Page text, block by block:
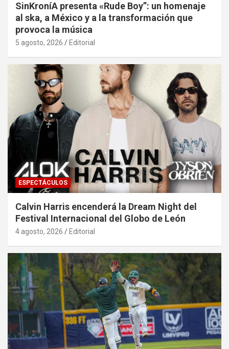
SinKroníA presenta «Rude Boy”: un homenaje
al ska, a México y a la transformación que
provoca la música
5 agosto, 2026 Editorial
ESPECTÁCULOS
Calvin Harris encenderá la Dream Night del
Festival Internacional del Globo de León
4 agosto, 2026 Editorial